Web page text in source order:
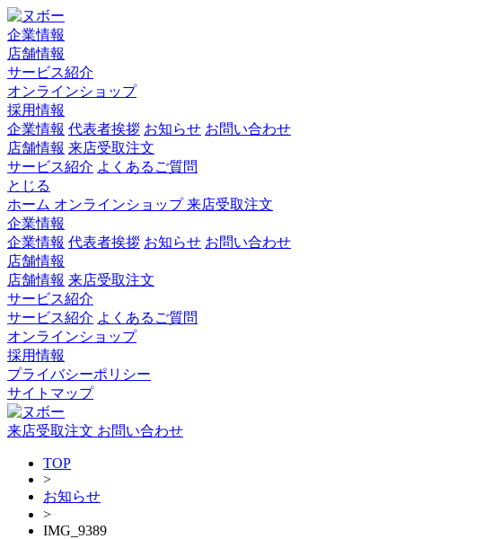
企業情報
店舗情報
サービス紹介
オンラインショップ
採用情報
企業情報 代表者挨拶 お知らせ お問い合わせ
店舗情報 来店受取注文
サービス紹介 よくあるご質問
とじる
ホーム オンラインショップ来店受取注文
企業情報
企業情報 代表者挨拶 お知らせ お問い合わせ
店舗情報
店舗情報 来店受取注文
サービス紹介
サービス紹介 よくあるご質問
オンラインショップ
採用情報
プライバシーポリシー
サイトマップ
来店受取注文 お問い合わせ
TOP
>
お知らせ
>
IMG_9389